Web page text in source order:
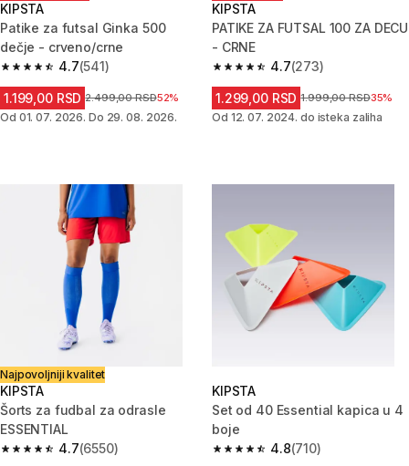
KIPSTA
Patike za futsal Ginka 500
dečje - crveno/crne
4.7
4.7 od 5 zvezdica from 541 Recenzije
(541)
1.199,00 RSD Cena pre sniženja
2.499,00 RSD52%
Od 01. 07. 2026. Do 29. 08. 2026.
KIPSTA
PATIKE ZA FUTSAL 100 ZA DECU
- CRNE
4.7
4.7 od 5 zvezdica from 273
(273)
1.299,00 RSD Cena pre sniženja
1.999,00 RSD35%
Od 12. 07. 2024. do isteka zaliha
Najpovoljniji kvalitet
KIPSTA
Šorts za fudbal za odrasle
ESSENTIAL
4.7
4.7 od 5 zvezdica from 6550 Recenzije
(6550)
KIPSTA
Set od 40 Essential kapica u 4
boje
4.8
4.8 od 5 zvezdica from 710
(710)